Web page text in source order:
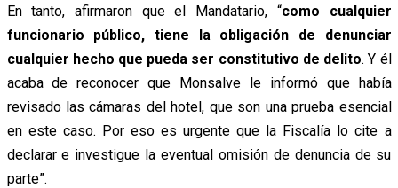
En tanto, afirmaron que el Mandatario, “como cualquier
funcionario público, tiene la obligación de denunciar
cualquier hecho que pueda ser constitutivo de delito. Y él
acaba de reconocer que Monsalve le informó que había
revisado las cámaras del hotel, que son una prueba esencial
en este caso. Por eso es urgente que la Fiscalía lo cite a
declarar e investigue la eventual omisión de denuncia de su
parte”.